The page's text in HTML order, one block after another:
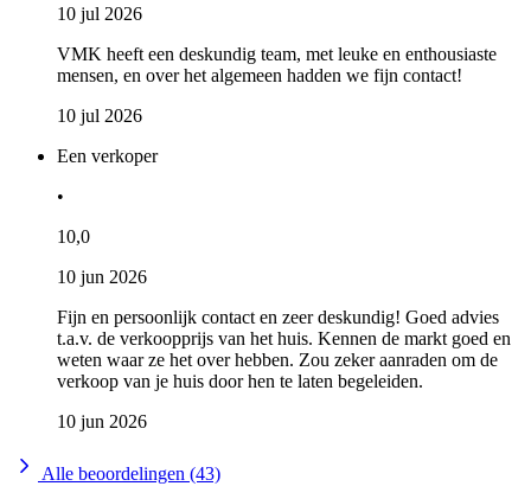
10 jul 2026
VMK heeft een deskundig team, met leuke en enthousiaste
mensen, en over het algemeen hadden we fijn contact!
10 jul 2026
Een verkoper
•
10,0
10 jun 2026
Fijn en persoonlijk contact en zeer deskundig! Goed advies
t.a.v. de verkoopprijs van het huis. Kennen de markt goed en
weten waar ze het over hebben. Zou zeker aanraden om de
verkoop van je huis door hen te laten begeleiden.
10 jun 2026
Alle beoordelingen (43)